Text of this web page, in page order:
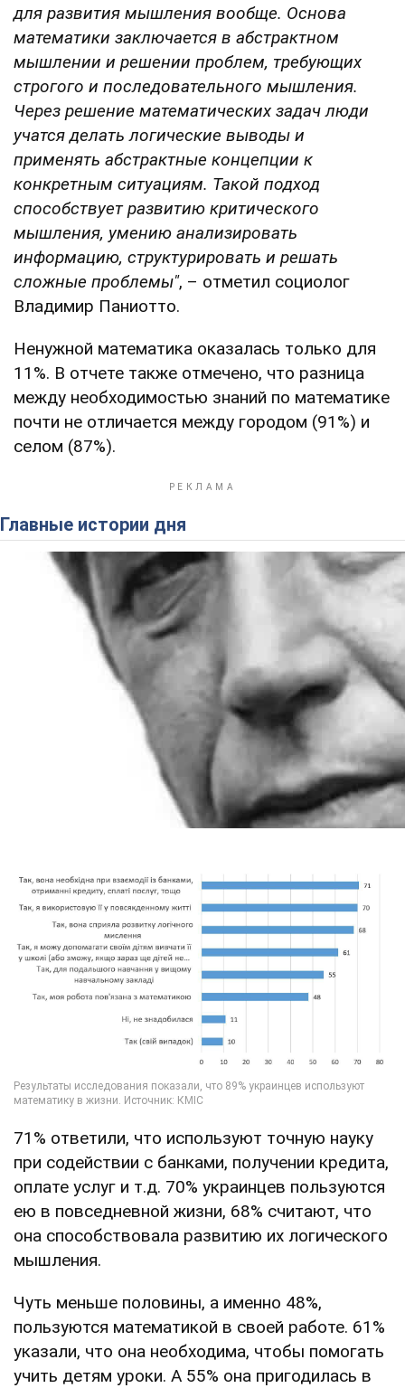
для развития мышления вообще. Основа
математики заключается в абстрактном
мышлении и решении проблем, требующих
строгого и последовательного мышления.
Через решение математических задач люди
учатся делать логические выводы и
применять абстрактные концепции к
конкретным ситуациям. Такой подход
способствует развитию критического
мышления, умению анализировать
информацию, структурировать и решать
сложные проблемы", – отметил социолог
Владимир Паниотто.
Ненужной математика оказалась только для
11%. В отчете также отмечено, что разница
между необходимостью знаний по математике
почти не отличается между городом (91%) и
селом (87%).
Главные истории дня
71% ответили, что используют точную науку
при содействии с банками, получении кредита,
оплате услуг и т.д. 70% украинцев пользуются
ею в повседневной жизни, 68% считают, что
она способствовала развитию их логического
мышления.
Чуть меньше половины, а именно 48%,
пользуются математикой в своей работе. 61%
указали, что она необходима, чтобы помогать
учить детям уроки. А 55% она пригодилась в